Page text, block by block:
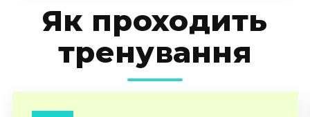
Як проходить
тренування